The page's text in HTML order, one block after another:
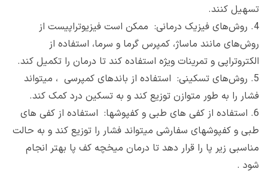
تسهیل کنند.
4. روش‌های فیزیک درمانی: ممکن است فیزیوتراپیست از
روش‌های مانند ماساژ، کمپرس گرما و سرما، استفاده از
الکتروتراپی و تمرینات ویژه استفاده کند تا درمان را تکمیل کند.
5. روش‌های تسکینی: استفاده از باندهای کمپرسی ، میتواند
فشار را به طور متوازن توزیع کند و به تسکین درد کمک کند.
6. استفاده از کفی های طبی و کفپوشها: استفاده از کفی های
طبی و کفپوشهای سفارشی میتواند فشار را توزیع کند و به حالت
مناسبی زیر پا را قرار دهد تا درمان میخچه کف پا بهتر انجام
شود .